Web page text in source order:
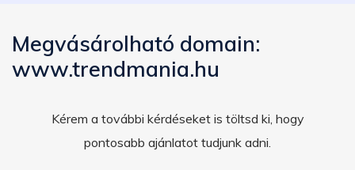
Megvásárolható domain:
www.trendmania.hu
Kérem a további kérdéseket is töltsd ki, hogy
pontosabb ajánlatot tudjunk adni.